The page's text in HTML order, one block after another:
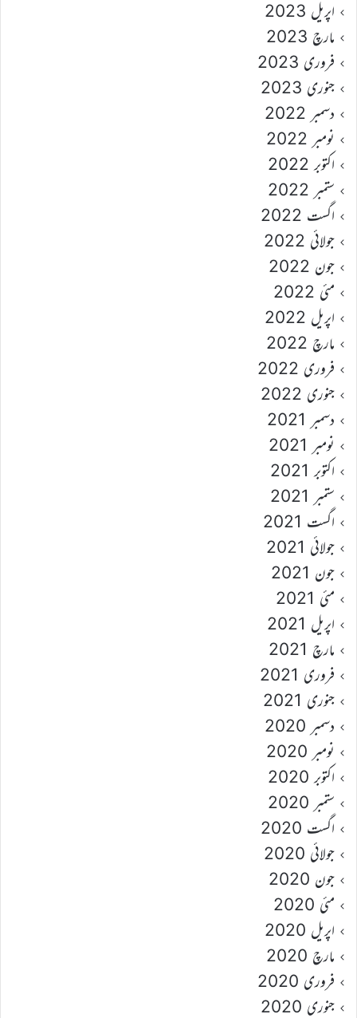
اپریل 2023
مارچ 2023
فروری 2023
جنوری 2023
دسمبر 2022
نومبر 2022
اکتوبر 2022
ستمبر 2022
اگست 2022
جولائی 2022
جون 2022
مئی 2022
اپریل 2022
مارچ 2022
فروری 2022
جنوری 2022
دسمبر 2021
نومبر 2021
اکتوبر 2021
ستمبر 2021
اگست 2021
جولائی 2021
جون 2021
مئی 2021
اپریل 2021
مارچ 2021
فروری 2021
جنوری 2021
دسمبر 2020
نومبر 2020
اکتوبر 2020
ستمبر 2020
اگست 2020
جولائی 2020
جون 2020
مئی 2020
اپریل 2020
مارچ 2020
فروری 2020
جنوری 2020